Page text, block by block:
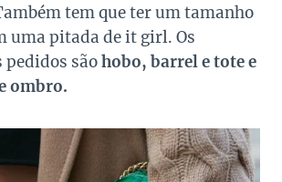
tem que ter um tamanho
uma pitada de it girl. Os
sãohobo, barrel e tote e
ombro.